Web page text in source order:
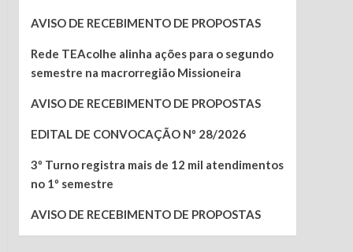
AVISO DE RECEBIMENTO DE PROPOSTAS
Rede TEAcolhe alinha ações para o segundo
semestre na macrorregião Missioneira
AVISO DE RECEBIMENTO DE PROPOSTAS
EDITAL DE CONVOCAÇÃO Nº 28/2026
3º Turno registra mais de 12 mil atendimentos
no 1º semestre
AVISO DE RECEBIMENTO DE PROPOSTAS